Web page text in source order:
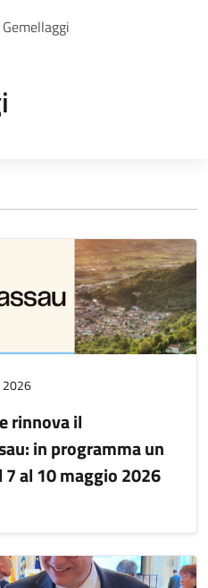
Gemellaggi
2026
rinnova il
in programma un
al 10 maggio 2026